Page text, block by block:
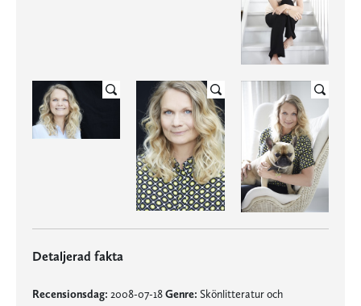
Detaljerad fakta
Recensionsdag: 2008-07-18Genre: Skönlitteratur och